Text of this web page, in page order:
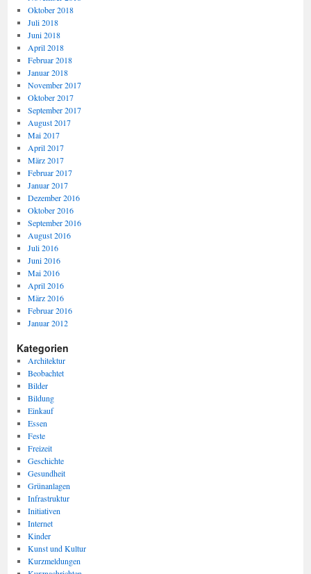
Oktober 2018
Juli 2018
Juni 2018
April 2018
Februar 2018
Januar 2018
November 2017
Oktober 2017
September 2017
August 2017
Mai 2017
April 2017
März 2017
Februar 2017
Januar 2017
Dezember 2016
Oktober 2016
September 2016
August 2016
Juli 2016
Juni 2016
Mai 2016
April 2016
März 2016
Februar 2016
Januar 2012
Kategorien
Architektur
Beobachtet
Bilder
Bildung
Einkauf
Essen
Feste
Freizeit
Geschichte
Gesundheit
Grünanlagen
Infrastruktur
Initiativen
Internet
Kinder
Kunst und Kultur
Kurzmeldungen